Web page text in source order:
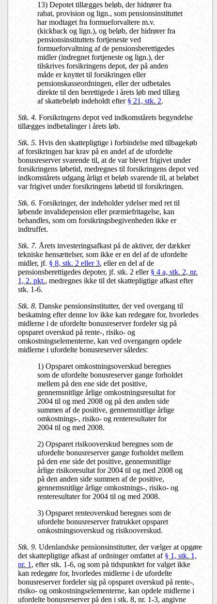
13) Depotet tillægges beløb, der hidrører fra
rabat, provision og lign., som pensionsinstituttet
har modtaget fra formueforvaltere m.v.
(kickback og lign.), og beløb, der hidrører fra
pensionsinstituttets fortjeneste ved
formueforvaltning af de pensionsberettigedes
midler (indregnet fortjeneste og lign.), der
tilskrives forsikringens depot, der på anden
måde er knyttet til forsikringen eller
pensionskasseordningen, eller der udbetales
direkte til den berettigede i årets løb med tillæg
af skattebeløb indeholdt efter§ 21, stk. 2.
Stk. 4. Forsikringens depot ved indkomstårets begyndelse
tillægges indbetalinger i årets løb.
Stk. 5.Hvis den skattepligtige i forbindelse med tilbagekøb
af forsikringen har krav på en andel af de ufordelte
bonusreserver svarende til, at de var blevet frigivet under
forsikringens løbetid, medregnes til forsikringens depot ved
indkomstårets udgang årligt et beløb svarende til, at beløbet
var frigivet under forsikringens løbetid til forsikringen.
Stk. 6. Forsikringer, der indeholder ydelser med ret til
løbende invalidepension eller præmiefritagelse, kan
behandles, som om forsikringsbegivenheden ikke er
indtruffet.
Stk. 7. Årets investeringsafkast på de aktiver, der dækker
tekniske hensættelser, som ikke er en del af de ufordelte
midler, jf.§ 8, stk. 2 eller 3, eller en del af de
pensionsberettigedes depoter, jf. stk. 2 eller § 4 a, stk. 2, nr.
1, 2. pkt., medregnes ikke til det skattepligtige afkast efter
stk. 1-6.
Stk. 8.Danske pensionsinstitutter, der ved overgang til
beskatning efter denne lov ikke kan redegøre for, hvorledes
midlerne i de ufordelte bonusreserver fordeler sig på
opsparet overskud på rente-, risiko- og
omkostningselementerne, kan ved overgangen opdele
midlerne i ufordelte bonusreserver således:
1) Opsparet omkostningsoverskud beregnes
som de ufordelte bonusreserver gange forholdet
mellem på den ene side det positive,
gennemsnitlige årlige omkostningsresultat for
2004 til og med 2008 og på den anden side
summen af de positive, gennemsnitlige årlige
omkostnings-, risiko- og renteresultater for
2004 til og med 2008.
2) Opsparet risikooverskud beregnes som de
ufordelte bonusreserver gange forholdet mellem
på den ene side det positive, gennemsnitlige
årlige risikoresultat for 2004 til og med 2008 og
på den anden side summen af de positive,
gennemsnitlige årlige omkostnings-, risiko- og
renteresultater for 2004 til og med 2008.
3) Opsparet renteoverskud beregnes som de
ufordelte bonusreserver fratrukket opsparet
omkostningsoverskud og risikooverskud.
Stk. 9. Udenlandske pensionsinstitutter, der vælger at opgøre
det skattepligtige afkast af ordninger omfattet af § 1, stk. 1,
nr. 1 , efter stk. 1-6, og som på tidspunktet for valget ikke
kan redegøre for, hvorledes midlerne i de ufordelte
bonusreserver fordeler sig på opsparet overskud på rente-,
risiko- og omkostningselementerne, kan opdele midlerne i
ufordelte bonusreserver på den i stk. 8, nr. 1-3, angivne